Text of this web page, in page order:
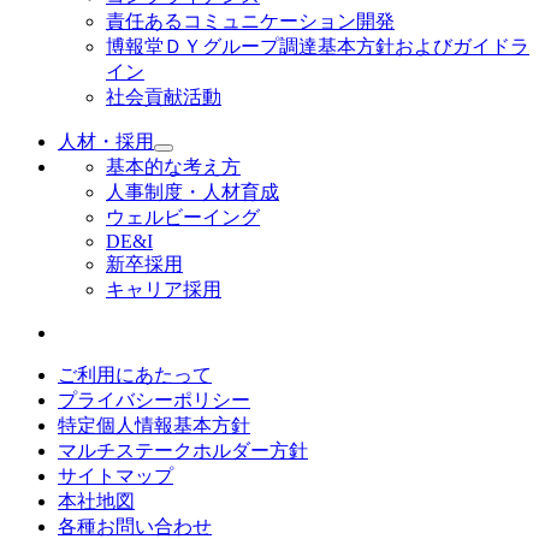
責任あるコミュニケーション開発
博報堂ＤＹグループ調達基本方針およびガイドラ
イン
社会貢献活動
人材・採用
基本的な考え方
人事制度・人材育成
ウェルビーイング
DE&I
新卒採用
キャリア採用
ご利用にあたって
プライバシーポリシー
特定個人情報基本方針
マルチステークホルダー方針
サイトマップ
本社地図
各種お問い合わせ